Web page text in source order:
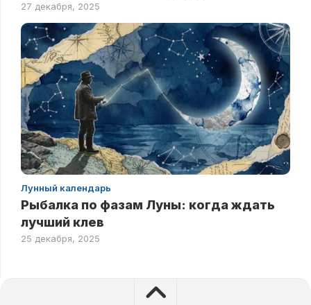
27 декабря, 2025
Лунный календарь
Рыбалка по фазам Луны: когда ждать
лучший клев
25 декабря, 2025